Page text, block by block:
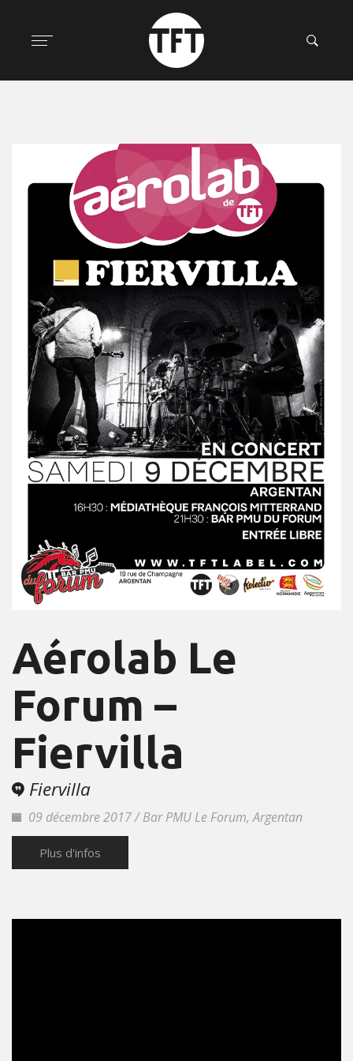
Aérolab Le
Forum –
Fiervilla
Fiervilla
09 décembre 2017 / Bar PMU Le Forum, Argentan
Plus d'infos